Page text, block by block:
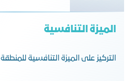
الميزة التنافسية
التركيز على الميزة التنافسية للمنطقة